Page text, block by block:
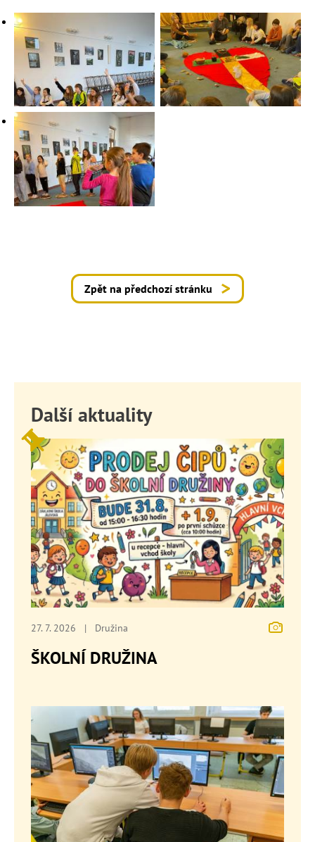
Zpět na předchozí stránku
Další aktuality
27. 7. 2026 | Družina
ŠKOLNÍ DRUŽINA